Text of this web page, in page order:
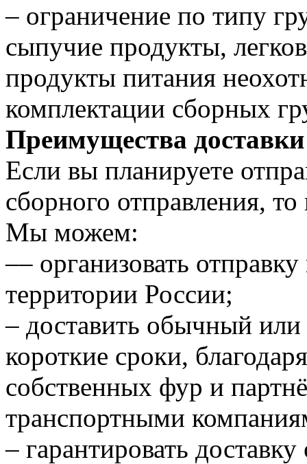
– ограничение по типу
сыпучие продукты,
продукты питания
комплектации сборных
Преимущества
Если вы планируете
сборного отправления,
Мы можем:
–– организовать
территории России;
– доставить обычный
короткие сроки,
собственных фур и
транспортными
– гарантировать